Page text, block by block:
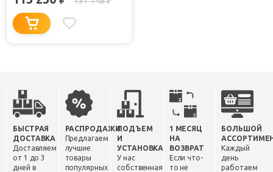
БЫСТРАЯ
ДОСТАВКА
Доставляем
от 1 до 3
дней в
РАСПРОДАЖИ
Предлагаем
лучшие
товары
популярных
ПОДЪЕМ
И
УСТАНОВКА
У нас
собственная
1 МЕСЯЦ
НА
ВОЗВРАТ
Если что-
то не
БОЛЬШОЙ
Каждый
день
работаем